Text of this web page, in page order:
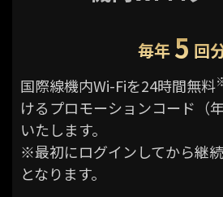
毎年 5 回
国際線機内Wi-Fiを24時間無料
けるプロモーションコード（
いたします。
※最初にログインしてから継
となります。